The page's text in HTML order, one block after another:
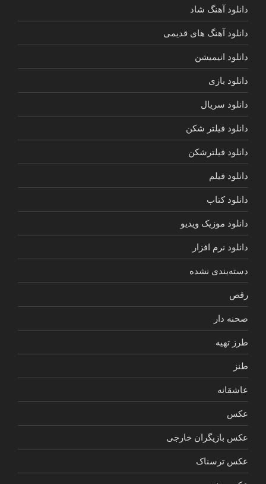
دانلود آهنگ شاد
دانلود آهنگ های قدیمی
دانلود انیمیشن
دانلود بازی
دانلود سریال
دانلود فیلتر شکن
دانلود فیلترشکن
دانلود فیلم
دانلود کتاب
دانلود موزیک ویدیو
دانلود نرم افزار
دسته‌بندی نشده
رقص
صحنه دار
طرز تهیه
طنز
عاشقانه
عکس
عکس بازیگران خارجی
عکس ترسناک